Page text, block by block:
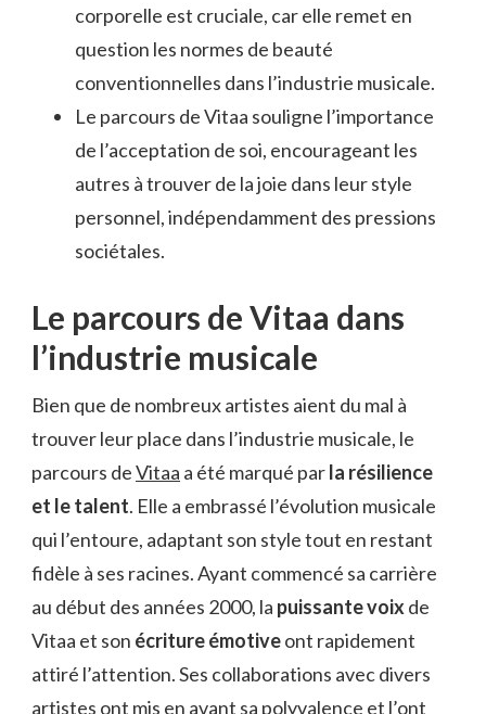
corporelle est cruciale, car elle remet en
question les normes de beauté
conventionnelles dans l’industrie musicale.
Le parcours de Vitaa souligne l’importance
de l’acceptation de soi, encourageant les
autres à trouver de la joie dans leur style
personnel, indépendamment des pressions
sociétales.
Le parcours de Vitaa dans
l’industrie musicale
Bien que de nombreux artistes aient du mal à
trouver leur place dans l’industrie musicale, le
parcours deVitaa a été marqué parla résilience
et le talent. Elle a embrassé l’évolution musicale
qui l’entoure, adaptant son style tout en restant
fidèle à ses racines. Ayant commencé sa carrière
au début des années 2000, la puissante voix de
Vitaa et son écriture émotiveont rapidement
attiré l’attention. Ses collaborations avec divers
artistes ont mis en avant sa polyvalence et l’ont